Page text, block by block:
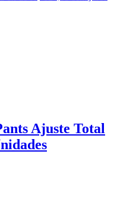
Ajuste Total